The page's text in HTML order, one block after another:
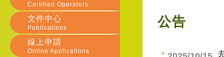
公告
Certified Operators
文件中心
Publications
線上申請
Online Applications